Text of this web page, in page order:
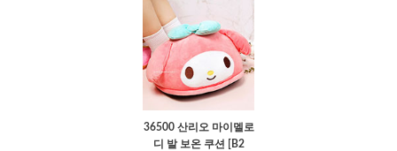
36500 산리오 마이멜로
디 발 보온 쿠션 [B2